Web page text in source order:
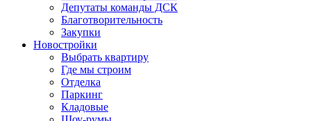
Депутаты команды ДСК
Благотворительность
Закупки
Новостройки
Выбрать квартиру
Где мы строим
Отделка
Паркинг
Кладовые